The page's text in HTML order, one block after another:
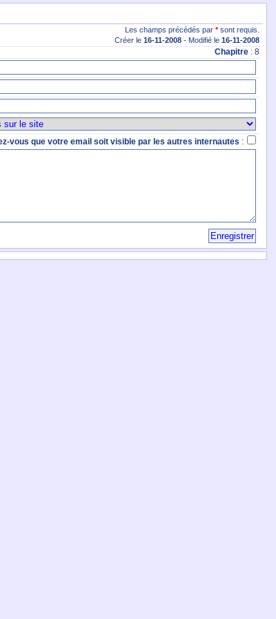
Les champs précédés par *sont requis.
Créer le 16-11-2008- Modifié le 16-11-2008
Chapitre: 8
vous que votre email soit visible par les autres internautes :